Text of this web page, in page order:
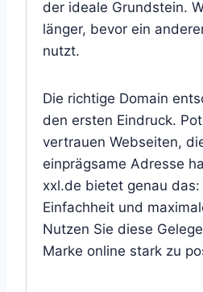
der ideale Grundstein.
länger, bevor ein
nutzt.
Die richtige Domain
den ersten Eindruck.
vertrauen Webseiten,
einprägsame Adresse
xxl.de bietet genau das:
Einfachheit und
Nutzen Sie diese
Marke online stark zu